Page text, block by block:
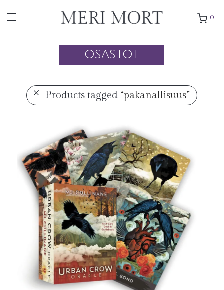
0
OSASTOT
Products tagged “pakanallisuus”